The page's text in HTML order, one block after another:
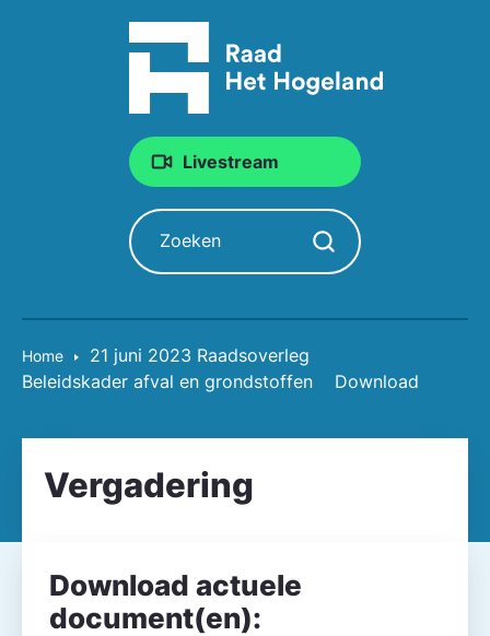
Livestream
Zoeken
Zoekopdracht starten
Home
21 juni 2023 Raadsoverleg
Beleidskader afval en grondstoffen
Download
Vergadering
Download actuele
document(en):